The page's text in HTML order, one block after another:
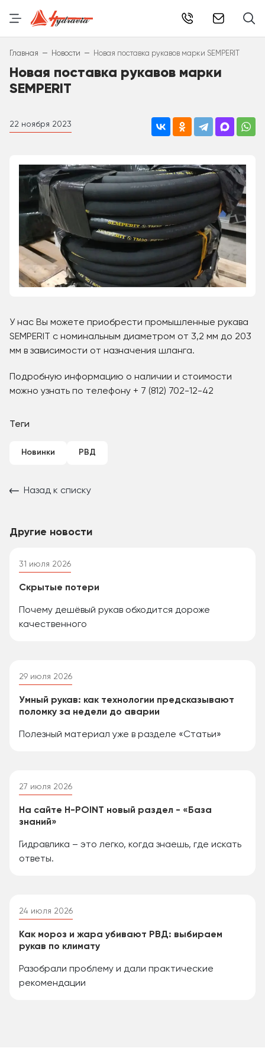
Главная – Новости – Новая поставка рукавов марки SEMPERIT
Новая поставка рукавов марки
SEMPERIT
22 ноября 2023
У нас Вы можете приобрести промышленные рукава
SEMPERIT с номинальным диаметром от 3,2 мм до 203
мм в зависимости от назначения шланга.
Подробную информацию о наличии и стоимости
можно узнать по телефону + 7 (812) 702-12-42
Теги
Новинки РВД
Назад к списку
Другие новости
31 июля 2026
Скрытые потери
Почему дешёвый рукав обходится дороже
качественного
29 июля 2026
Умный рукав: как технологии предсказывают
поломку за недели до аварии
Полезный материал уже в разделе «Статьи»
27 июля 2026
На сайте H-POINT новый раздел - «База
знаний»
Гидравлика – это легко, когда знаешь, где искать
ответы.
24 июля 2026
Как мороз и жара убивают РВД: выбираем
рукав по климату
Разобрали проблему и дали практические
рекомендации